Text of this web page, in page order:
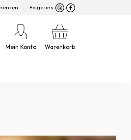
Folge uns
Mein Konto Warenkorb